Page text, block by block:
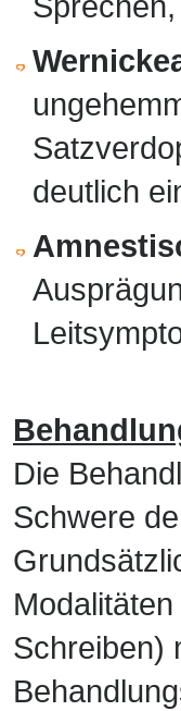
deutlich
Die
Schwere
Schreiben)